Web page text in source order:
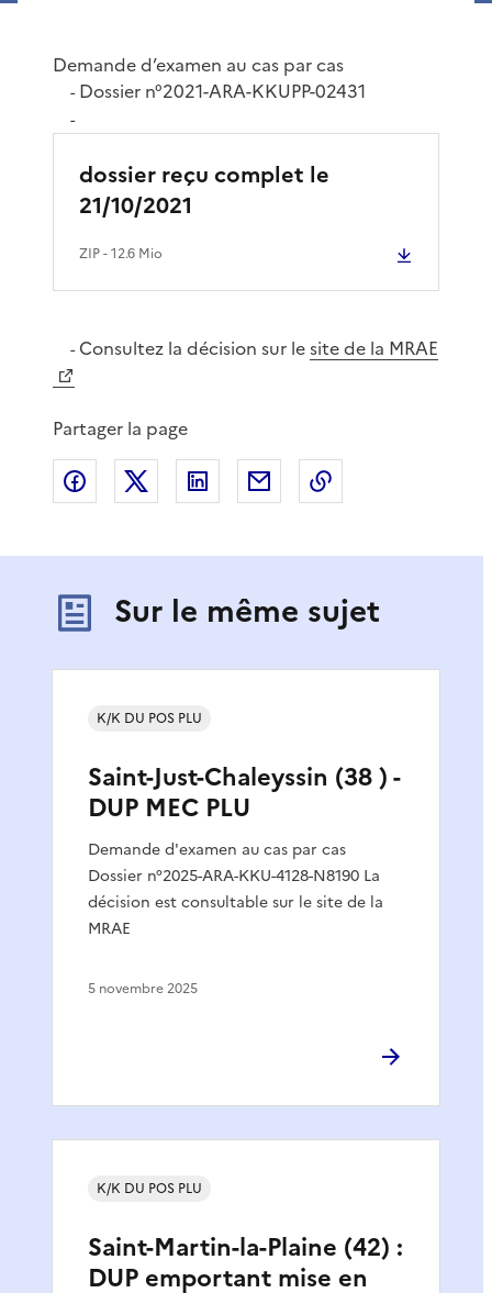
Demande d’examen au cas par cas
-Dossier n°2021-ARA-KKUPP-02431
-
dossier reçu complet le
21/10/2021
ZIP- 12.6 Mio
-Consultez la décision sur lesite de la MRAE
Partager la page
Partager sur Facebook
Partager sur XPartager sur LinkedIn
Partager par email
Sur le même sujet
Saint-Just-Chaleyssin (38 ) -
DUP MEC PLU
Demande d'examen au cas par cas
Dossier n°2025-ARA-KKU-4128-N8190 La
décision est consultable sur le site de la
MRAE
K/K DU POS PLU
5 novembre 2025
Saint-Martin-la-Plaine (42) :
DUP emportant mise en
K/K DU POS PLU